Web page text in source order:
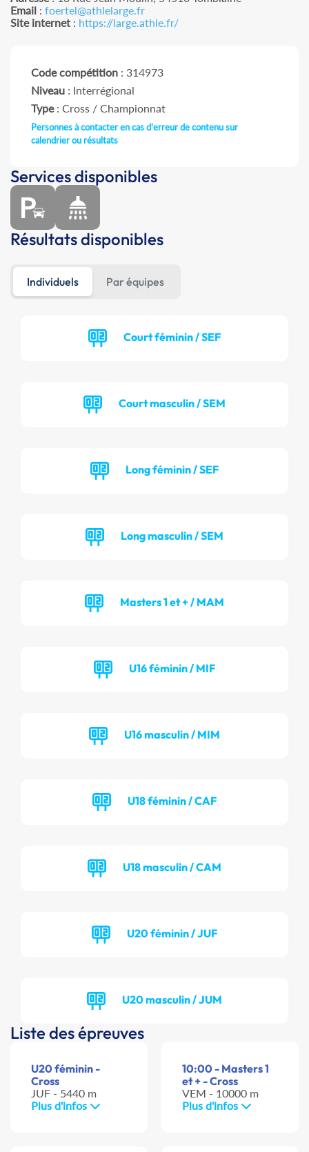
Email : foertel@athlelarge.fr
Site internet : https://large.athle.fr/
Code compétition : 314973
Niveau : Interrégional
Type: Cross / Championnat
Personnes à contacter en cas d'erreur de contenu sur
calendrier ou résultats
Services disponibles
Résultats disponibles
Individuels Par équipes
Court féminin / SEF
Court masculin / SEM
Long féminin / SEF
Long masculin / SEM
Masters 1 et + / MAM
U16 féminin / MIF
U16 masculin / MIM
U18 féminin / CAF
U18 masculin / CAM
U20 féminin / JUF
U20 masculin / JUM
Liste des épreuves
U20 féminin -
Cross
JUF - 5440 m
Plus d'infos
10:00 - Masters 1
et + - Cross
VEM - 10000 m
Plus d'infos